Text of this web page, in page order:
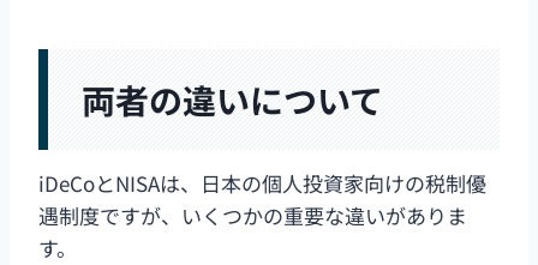
両者の違いについて
iDeCoとNISAは、日本の個人投資家向けの税制優
遇制度ですが、いくつかの重要な違いがありま
す。